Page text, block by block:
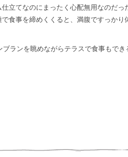
立てなのにまったく心配無用なのだっ
食事を締めくくると、満腹ですっかり
ランを眺めながらテラスで食事もでき